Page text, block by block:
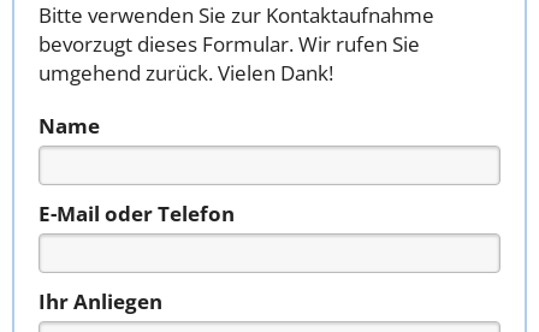
Bitte verwenden Sie zur Kontaktaufnahme
bevorzugt dieses Formular. Wir rufen Sie
umgehend zurück. Vielen Dank!
Name
E-Mail oder Telefon
Ihr Anliegen